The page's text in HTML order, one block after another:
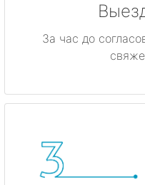
За час до